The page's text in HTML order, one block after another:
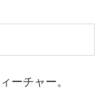
ーチャー。